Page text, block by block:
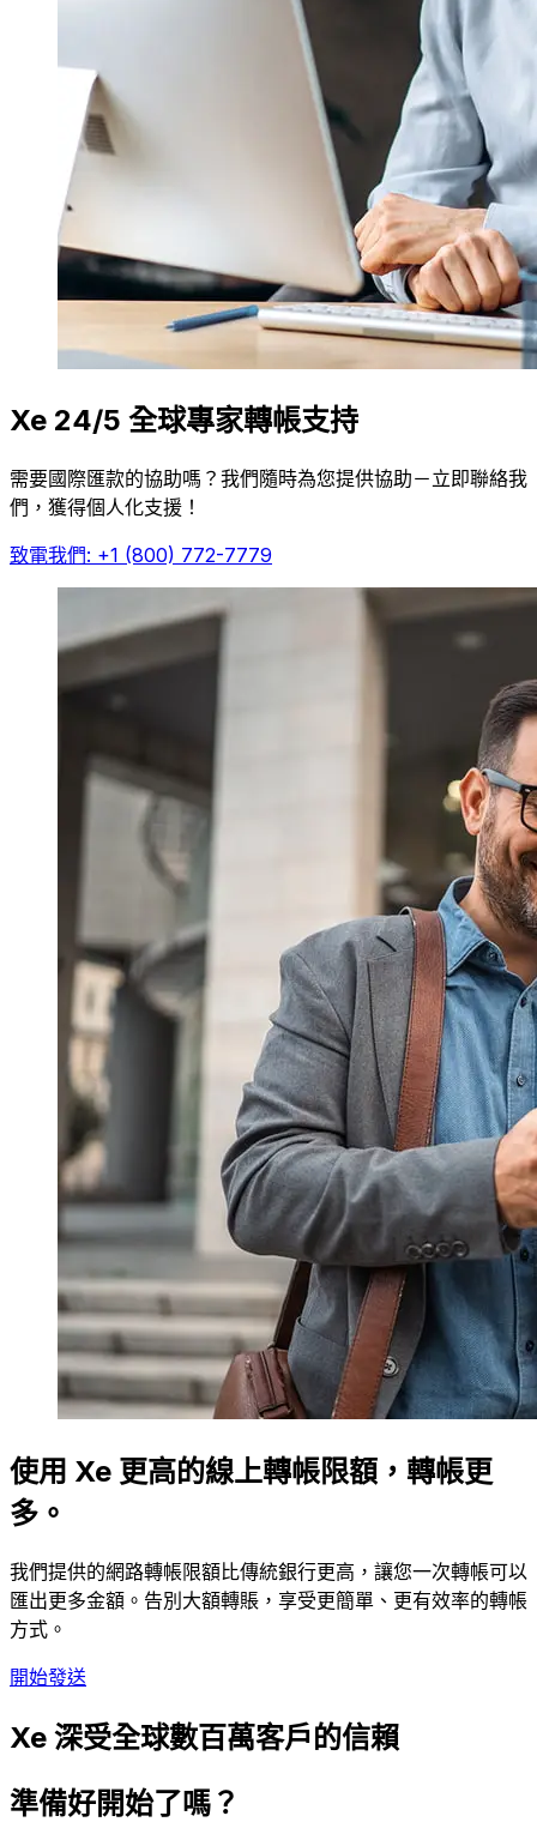
Xe 24/5 全球專家轉帳支持
需要國際匯款的協助嗎？我們隨時為您提供協助－立即聯絡我
們，獲得個人化支援！
致電我們: +1 (800) 772-7779
使用 Xe 更高的線上轉帳限額，轉帳更
多。
我們提供的網路轉帳限額比傳統銀行更高，讓您一次轉帳可以
匯出更多金額。告別大額轉賬，享受更簡單、更有效率的轉帳
方式。
開始發送
Xe 深受全球數百萬客戶的信賴
準備好開始了嗎？